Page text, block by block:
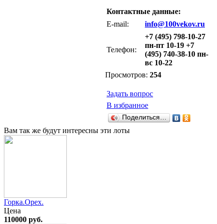
Контактные данные:
E-mail:
info@100vekov.ru
Телефон:
+7 (495) 798-10-27
пн-пт 10-19 +7
(495) 740-38-10 пн-
вс 10-22
Просмотров: 254
Задать вопрос
В избранное
Поделиться…
Вам так же будут интересны эти лоты
Горка.Орех.
Цена
110000 руб.